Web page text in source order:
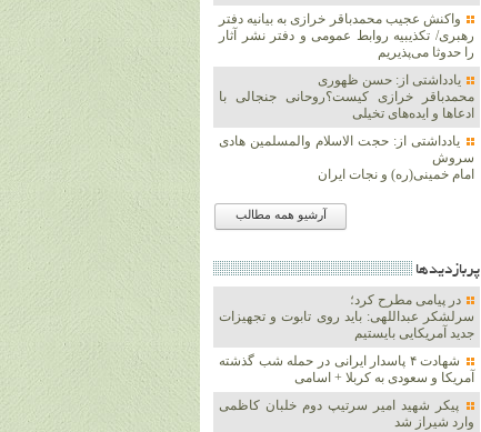
واکنش عجیب محمدباقر خرازی به بیانیه دفتر
رهبری/ تکذیبیه روابط عمومی و دفتر نشر آثار
را حدوثا می‌پذیریم
یادداشتی از: حسن ظهوری
محمدباقر خرازی کیست؟روحانی جنجالی با
ادعاها و ایده‌های تخیلی
یادداشتی از: حجت الاسلام والمسلمین هادی
سروش
امام خمینی(ره) و نجات ایران
آرشیو همه مطالب
پربازديدها
در پیامی مطرح کرد؛
سرلشکر عبداللهی: باید روی تابوت و تجهیزات
جدید آمریکایی بایستیم
شهادت ۴ پاسدار ایرانی در حمله شب گذشته
آمریکا و سعودی به کربلا + اسامی
پیکر شهید امیر سرتیپ دوم خلبان کاظمی
وارد شیراز شد